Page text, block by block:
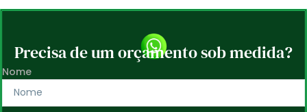
Precisa de um orçamento sob medida?
Nome